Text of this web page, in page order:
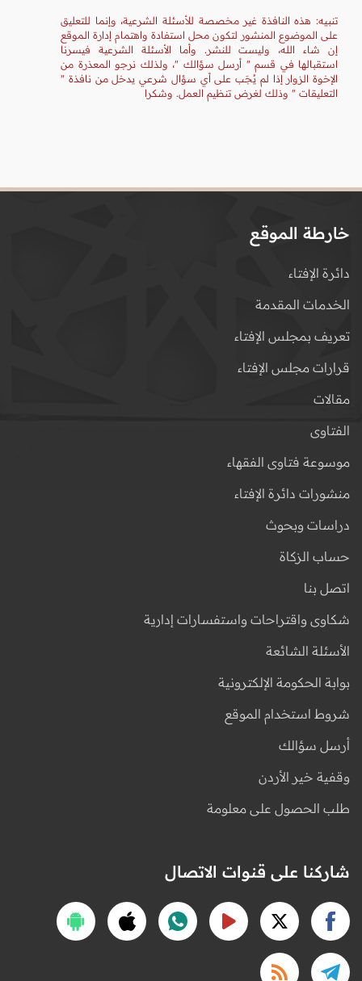
تنبيه: هذه النافذة غير مخصصة للأسئلة الشرعية، وإنما للتعليق
على الموضوع المنشور لتكون محل استفادة واهتمام إدارة الموقع
إن شاء الله، وليست للنشر. وأما الأسئلة الشرعية فيسرنا
استقبالها في قسم " أرسل سؤالك "، ولذلك نرجو المعذرة من
الإخوة الزوار إذا لم يُجَب على أي سؤال شرعي يدخل من نافذة "
التعليقات " وذلك لغرض تنظيم العمل. وشكرا
خارطة الموقع
دائرة الإفتاء
الخدمات المقدمة
تعريف بمجلس الإفتاء
قرارات مجلس الإفتاء
مقالات
الفتاوى
موسوعة فتاوى الفقهاء
منشورات دائرة الإفتاء
دراسات وبحوث
حساب الزكاة
اتصل بنا
شكاوى واقتراحات واستفسارات إدارية
الأسئلة الشائعة
بوابة الحكومة الإلكترونية
شروط استخدام الموقع
أرسل سؤالك
وقفية خير الأردن
طلب الحصول على معلومة
شاركنا على قنوات الاتصال